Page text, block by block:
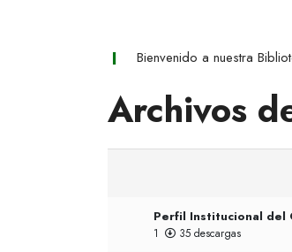
Bienvenido a nuestra
Archivos
Perfil Institucional del
1 35 descargas